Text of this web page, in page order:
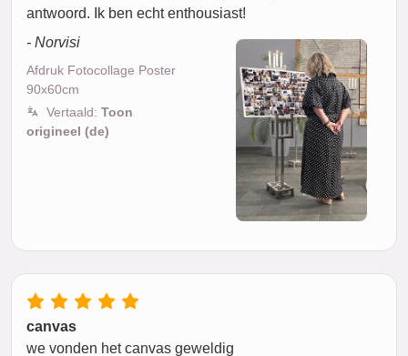
antwoord. Ik ben echt enthousiast!
- Norvisi
Afdruk Fotocollage Poster
90x60cm
Vertaald: Toon
origineel (de)
canvas
we vonden het canvas geweldig